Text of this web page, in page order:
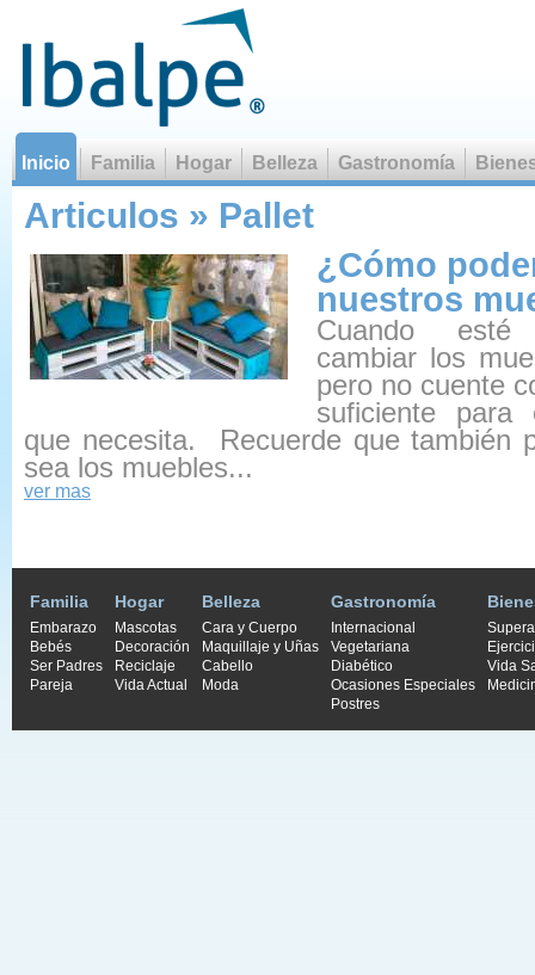
Inicio Familia Hogar Belleza Gastronomía
Articulos » Pallet
¿Cómo
nuestros
Cuando
cambiar los
pero no cuente
suficiente para
que necesita. Recuerde que también
sea los muebles...
ver mas
Familia
Embarazo
Bebés
Ser Padres
Pareja
Hogar
Mascotas
Decoración
Reciclaje
Vida Actual
Belleza
Cara y Cuerpo
Maquillaje y Uñas
Cabello
Moda
Gastronomía
Internacional
Vegetariana
Diabético
Ocasiones Especiales
Postres
Vida